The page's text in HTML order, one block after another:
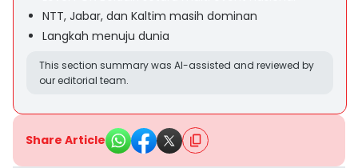
NTT, Jabar, dan Kaltim masih dominan
Langkah menuju dunia
This section summary was AI-assisted and reviewed by
our editorial team.
Share Article